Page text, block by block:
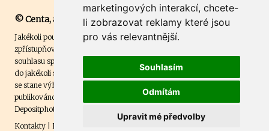
marketingových interakcí, chcete-
li zobrazovat reklamy které jsou
pro vás relevantnější.
Souhlasím
Odmítám
Upravit mé předvolby
© Centa, a.s.
Jakékoli použití obsahu včetně převzetí, šíření či dalšího užití a
zpřístupňování textových či obrazových materiálů bez písemného
souhlasu společnosti Centa,a.s. je zakázáno. Čtenář svým přihlášením
do jakékoli soutěže na našem webu dává souhlas s tím, že v případě, že
se stane výhercem této soutěže, může být jeho jméno na webu
publikováno. Centa, a.s. využívala licenci ČTK a využívá fotografie z
Depositphotos
Kontakty
Etický kodex